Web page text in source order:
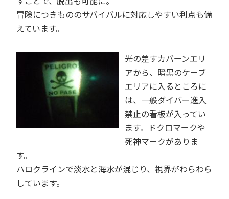
冒険につきもののサバイバルに対応しやすい利点も備
えています。
光の差すカバーンエリ
アから、暗黒のケーブ
エリアに入るところに
は、一般ダイバー進入
禁止の看板が入ってい
ます。ドクロマークや
死神マークがありま
す。
ハロクラインで淡水と海水が混じり、視界がわらわら
しています。